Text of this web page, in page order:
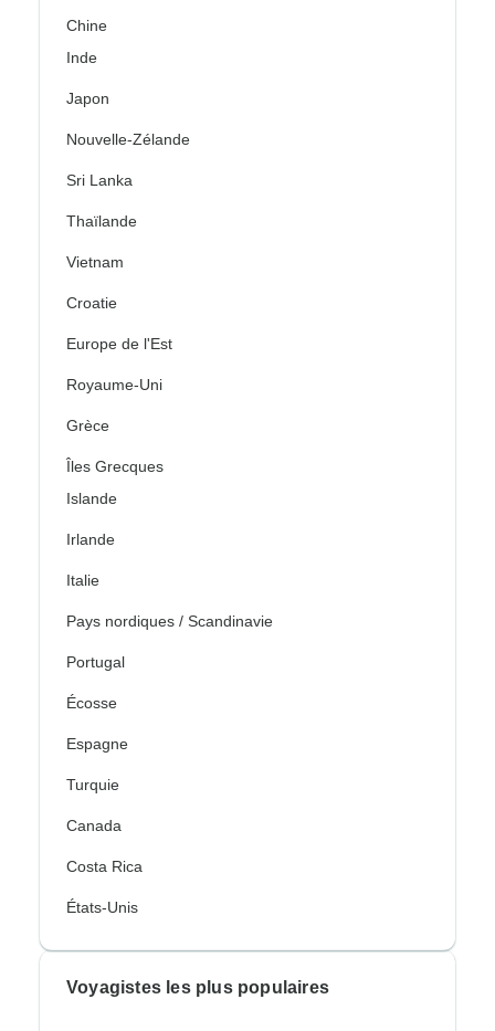
Chine
Inde
Japon
Nouvelle-Zélande
Sri Lanka
Thaïlande
Vietnam
Croatie
Europe de l'Est
Royaume-Uni
Grèce
Îles Grecques
Islande
Irlande
Italie
Pays nordiques / Scandinavie
Portugal
Écosse
Espagne
Turquie
Canada
Costa Rica
États-Unis
Voyagistes les plus populaires